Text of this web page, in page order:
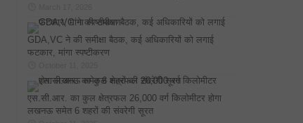
GDA,VC ने की समीक्षा बैठक, कई अधिकारियों को लगाई
फटकार, मांगा स्पष्टीकरण
एस.सी.आर. का कुल क्षेत्रफल 26,000 वर्ग किलोमीटर होगा
लखनऊ समेत 6 शहरों की संवरेगी सूरत